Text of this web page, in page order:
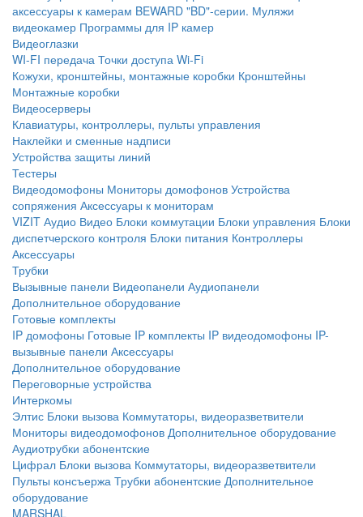
аксессуары к камерам BEWARD "BD"-серии. Муляжи
видеокамер Программы для IP камер
Видеоглазки
WI-FI передача Точки доступа Wi-Fi
Кожухи, кронштейны, монтажные коробки Кронштейны
Монтажные коробки
Видеосерверы
Клавиатуры, контроллеры, пульты управления
Наклейки и сменные надписи
Устройства защиты линий
Тестеры
Видеодомофоны Мониторы домофонов Устройства
сопряжения Аксессуары к мониторам
VIZIT Аудио Видео Блоки коммутации Блоки управления Блоки
диспетчерского контроля Блоки питания Контроллеры
Аксессуары
Трубки
Вызывные панели Видеопанели Аудиопанели
Дополнительное оборудование
Готовые комплекты
IP домофоны Готовые IP комплекты IP видеодомофоны IP-
вызывные панели Аксессуары
Дополнительное оборудование
Переговорные устройства
Интеркомы
Элтис Блоки вызова Коммутаторы, видеоразветвители
Мониторы видеодомофонов Дополнительное оборудование
Аудиотрубки абонентские
Цифрал Блоки вызова Коммутаторы, видеоразветвители
Пульты консъержа Трубки абонентские Дополнительное
оборудование
MARSHAL